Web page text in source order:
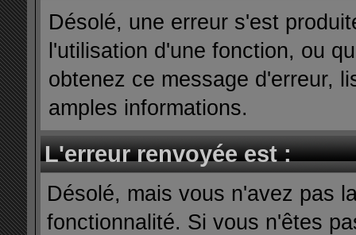
Désolé, une erreur s'est
l'utilisation d'une fonction, ou
obtenez ce message d'erreur,
amples informations.
L'erreur renvoyée est :
Désolé, mais vous n'avez pas
fonctionnalité. Si vous n'êtes